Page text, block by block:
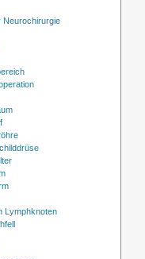
Neurochirurgie
Lymphknoten